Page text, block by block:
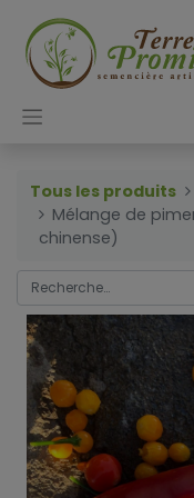
Tous les produits
Mélange de
chinense)